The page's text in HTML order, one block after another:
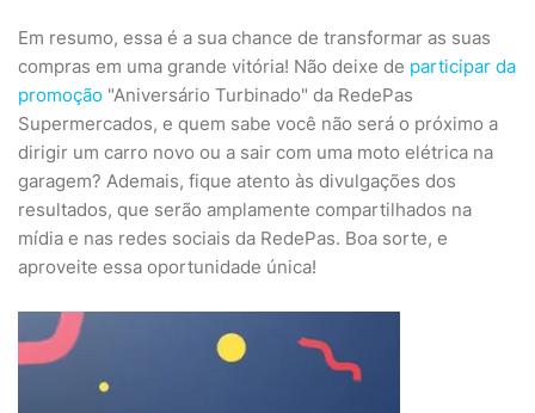
Em resumo, essa é a sua chance de transformar as suas
compras em uma grande vitória! Não deixe de participar da
promoção "Aniversário Turbinado" da RedePas
Supermercados, e quem sabe você não será o próximo a
dirigir um carro novo ou a sair com uma moto elétrica na
garagem? Ademais, fique atento às divulgações dos
resultados, que serão amplamente compartilhados na
mídia e nas redes sociais da RedePas. Boa sorte, e
aproveite essa oportunidade única!